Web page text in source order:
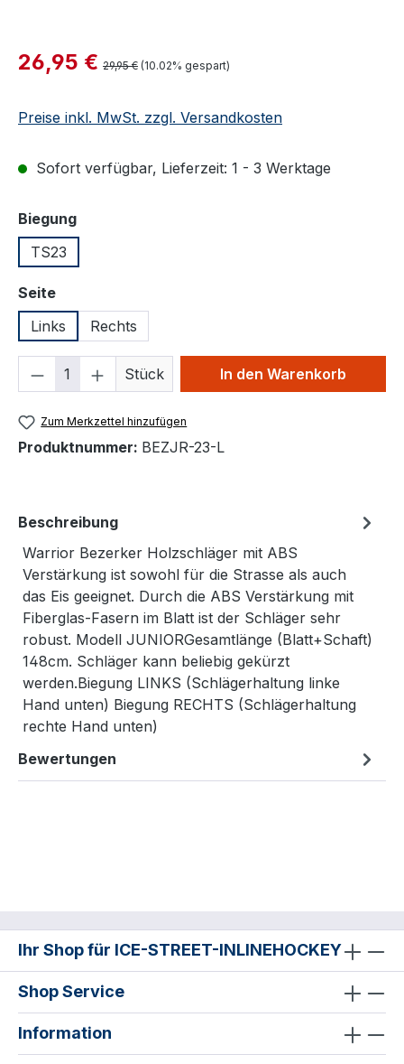
Verkaufspreis:
26,95 € Regulärer Preis:
29,95 € (10.02% gespart)
Preise inkl. MwSt. zzgl. Versandkosten
Sofort verfügbar, Lieferzeit: 1 - 3 Werktage
Biegungauswählen
TS23
Seiteauswählen
Links
Rechts
Produkt Anzahl: Gib den
Stück In den Warenkorb
Zum Merkzettel hinzufügen
Produktnummer: BEZJR-23-L
Beschreibung
Warrior Bezerker Holzschläger mit ABS
Verstärkung ist sowohl für die Strasse als auch
das Eis geeignet. Durch die ABS Verstärkung mit
Fiberglas-Fasern im Blatt ist der Schläger sehr
robust. Modell JUNIORGesamtlänge (Blatt+Schaft)
148cm. Schläger kann beliebig gekürzt
werden.Biegung LINKS (Schlägerhaltung linke
Hand unten) Biegung RECHTS (Schlägerhaltung
rechte Hand unten)
Bewertungen
Ihr Shop für ICE-STREET-INLINEHOCKEY
Shop Service
Information